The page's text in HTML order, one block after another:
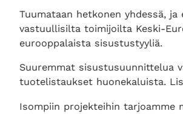
Tuumataan hetkonen yhdessä,
vastuullisilta toimijoilta Keski-
eurooppalaista sisustustyyliä.
Suuremmat sisustusuunnittelua
tuotelistaukset huonekaluista.
Isompiin projekteihin tarjoamme